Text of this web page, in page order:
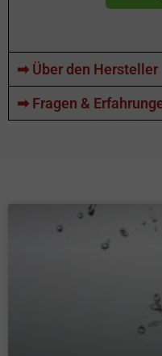
➡ Über den Hersteller
➡ Fragen &